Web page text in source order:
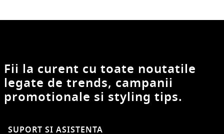
Fii la curent cu toate noutatile
legate de trends, campanii
promotionale si styling tips.
SUPORT SI ASISTENTA